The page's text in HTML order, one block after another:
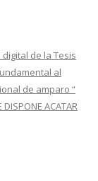
de la Tesis
al
de amparo “
DISPONE ACATAR